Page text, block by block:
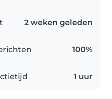
2 weken geleden
100%
1 uur